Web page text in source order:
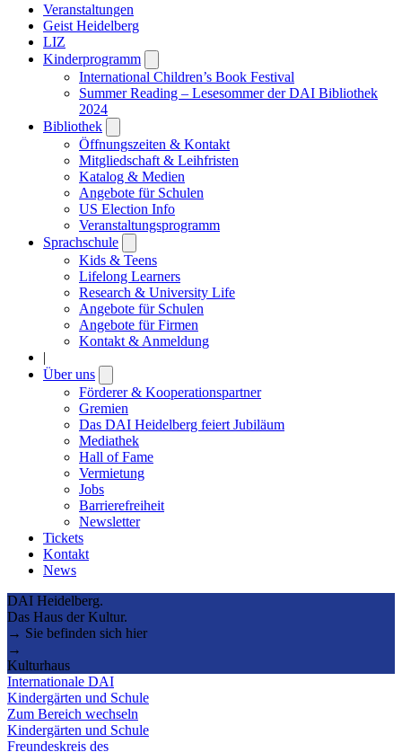
Veranstaltungen
Geist Heidelberg
LIZ
Kinderprogramm
submenu
International Children’s Book Festival
Summer Reading – Lesesommer der DAI Bibliothek
2024
Bibliothek
submenu
Öffnungszeiten & Kontakt
Mitgliedschaft & Leihfristen
Katalog & Medien
Angebote für Schulen
US Election Info
Veranstaltungsprogramm
Sprachschule
submenu
Kids & Teens
Lifelong Learners
Research & University Life
Angebote für Schulen
Angebote für Firmen
Kontakt & Anmeldung
|
Über uns
submenu
Förderer & Kooperationspartner
Gremien
Das DAI Heidelberg feiert Jubiläum
Mediathek
Hall of Fame
Vermietung
Jobs
Barrierefreiheit
Newsletter
Tickets
Kontakt
News
DAI Heidelberg.
Das Haus der Kultur.
→ Sie befinden sich hier
→
Kulturhaus
Internationale DAI
Kindergärten und Schule
Zum Bereich wechseln
Kindergärten und Schule
Freundeskreis des